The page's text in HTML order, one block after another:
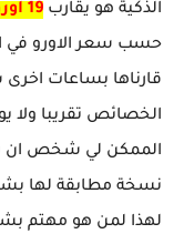
الذكية هو يقارب 19 اورو
حسب سعر الاورو في
قارناها بساعات
الخصائص تقريبا ولا
الممكن لي شخص ان
نسخة مطابقة لها
لهذا لمن هو مهتم